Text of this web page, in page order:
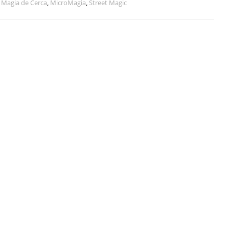
Magia de Cerca, MicroMagia, Street Magic